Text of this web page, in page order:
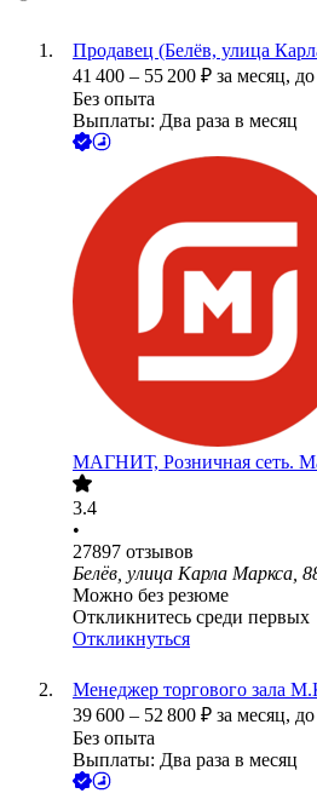
Продавец (Белёв, улица
41 400 – 55 200 ₽ за месяц,
Без опыта
Выплаты: Два раза в месяц
МАГНИТ, Розничная сеть.
3.4
•
27897 отзывов
Белёв, улица Карла Маркса,
Можно без резюме
Откликнитесь среди первых
Откликнуться
Менеджер торгового зала
39 600 – 52 800 ₽ за месяц,
Без опыта
Выплаты: Два раза в месяц